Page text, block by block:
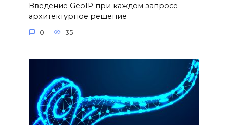
Введение GeoIP при каждом запросе —
архитектурное решение
0 35